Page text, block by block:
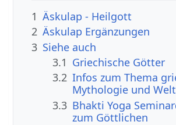
1 Äskulap - Heilgott
2 Äskulap Ergänzungen
3 Siehe auch
3.1 Griechische Götter
3.2 Infos zum Thema
Mythologie und
3.3 Bhakti Yoga
zum Göttlichen